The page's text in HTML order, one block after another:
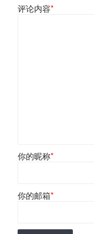
评论内容*
你的昵称*
你的邮箱*